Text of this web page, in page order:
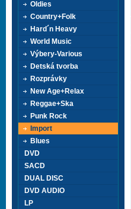
Oldies
Country+Folk
Hard´n Heavy
World Music
Výbery-Various
Detská tvorba
Rozprávky
New Age+Relax
Reggae+Ska
Punk Rock
Import
Blues
DVD
SACD
DUAL DISC
DVD AUDIO
LP